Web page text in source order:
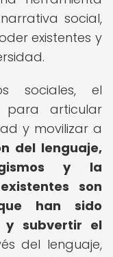
social,
existentes y
sociales, el
para articular
y movilizar a
del lenguaje,
y la
son
han sido
y subvertir el
del lenguaje,